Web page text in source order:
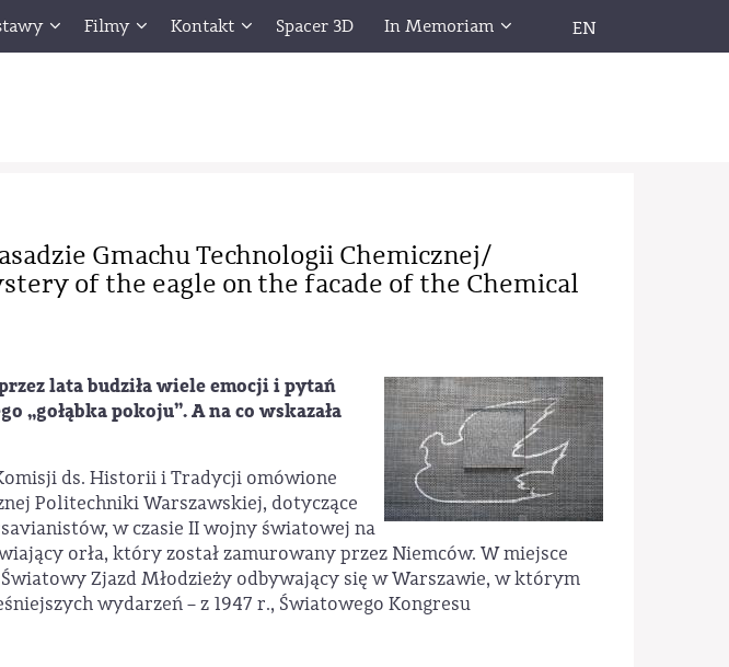
Filmy Kontakt Spacer 3D In Memoriam EN
Gmachu Technologii Chemicznej/
of the eagle on the facade of the Chemical
lata budziła wiele emocji i pytań
„gołąbka pokoju”. A na co wskazała
ds. Historii i Tradycji omówione
Politechniki Warszawskiej, dotyczące
w czasie II wojny światowej na
orła, który został zamurowany przez Niemców. W miejsce
Zjazd Młodzieży odbywający się w Warszawie, w którym
wydarzeń – z 1947 r., Światowego Kongresu